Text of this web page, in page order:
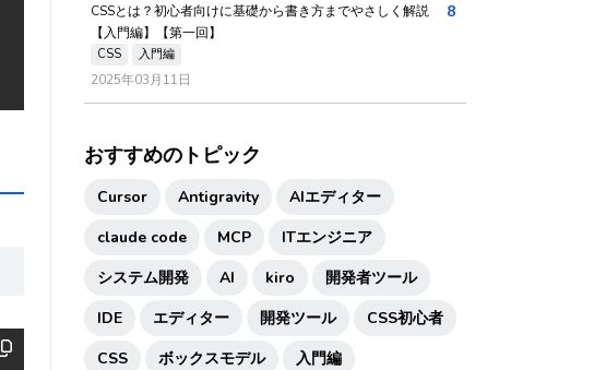
CSSとは？初心者向けに基礎から書き方までやさしく解説
【入門編】【第一回】
CSS 入門編
2025年03月11日
8
おすすめのトピック
Cursor Antigravity
AIエディター
claude code
MCP
ITエンジニア
システム開発
AI kiro
開発者ツール
IDE
エディター 開発ツール
CSS初心者
CSS
ボックスモデル 入門編